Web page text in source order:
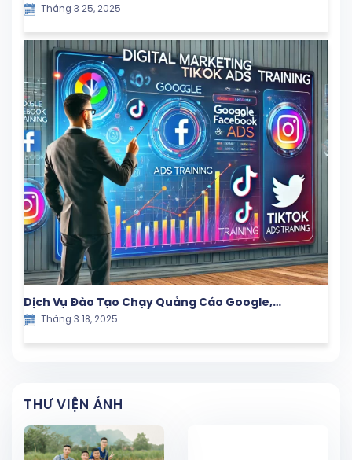
Hiệu Quả Cho Doanh Nghiệp
Tháng 3 25, 2025
Dịch Vụ Đào Tạo Chạy Quảng Cáo Google,
Facebook và TikTok – Giải Pháp Marketing Hiệu
Quả
Tháng 3 18, 2025
THƯ VIỆN ẢNH